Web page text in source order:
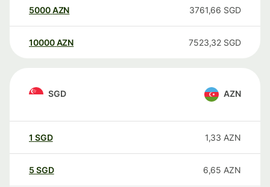
5000AZN 3761,66 SGD
10000 AZN 7523,32 SGD
SGD AZN
1 SGD 1,33 AZN
5 SGD 6,65 AZN